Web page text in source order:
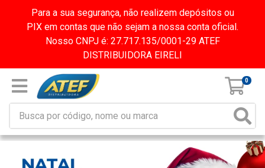
Para a sua segurança, não realizem depósitos ou
PIX em contas que não sejam a nossa conta oficial.
Nosso CNPJ é: 27.717.135/0001-29 ATEF
DISTRIBUIDORA EIRELI
0